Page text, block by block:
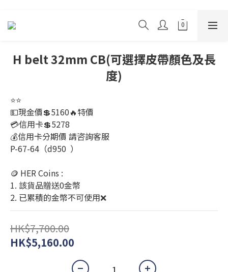
H belt 32mm CB(可選擇皮帶顏色及長
度)
⭐️⭐️
💵現金價💲5160🔥特價
💳信用卡💲5278
💰信用卡分期價 請咨詢客服
P-67-64（d950  ）
🪙 HER Coins :
1. 該貨品贈送0金幣
2. 已累積的金幣不可使用❌
HK$7,700.00
HK$5,160.00